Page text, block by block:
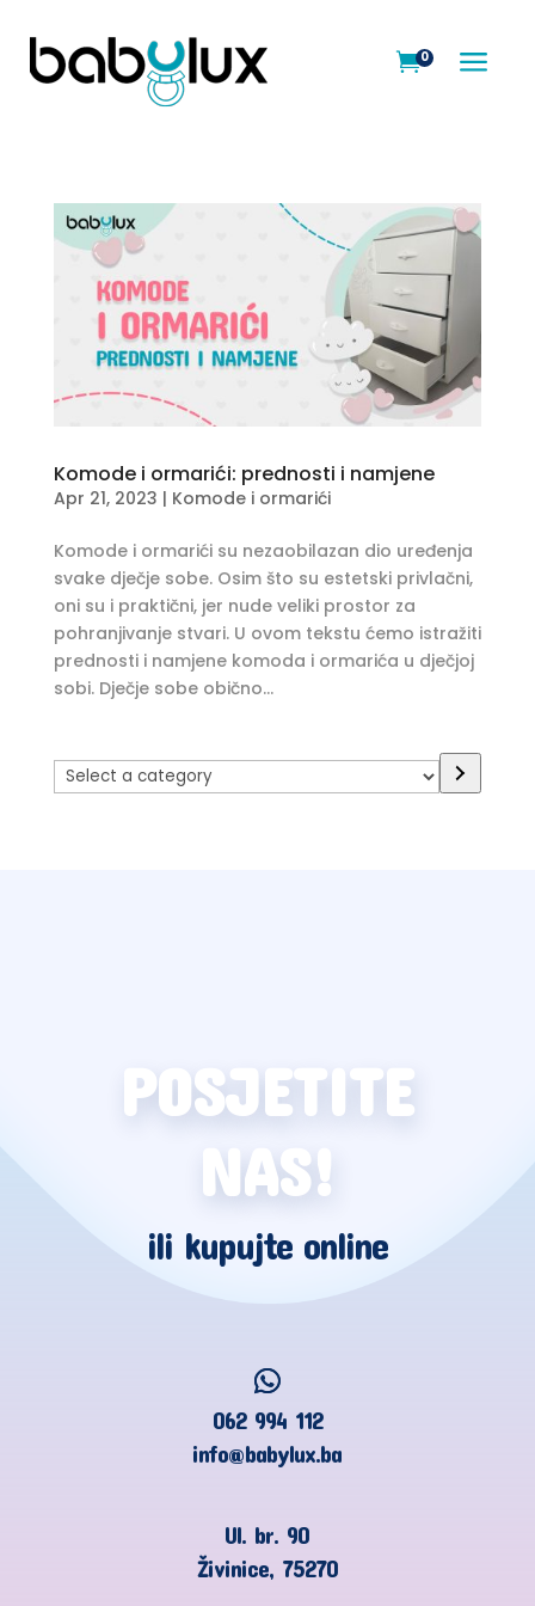
a
0
Komode i ormarići: prednosti i namjene
Apr 21, 2023 | Komode i ormarići
Komode i ormarići su nezaobilazan dio uređenja
svake dječje sobe. Osim što su estetski privlačni,
oni su i praktični, jer nude veliki prostor za
pohranjivanje stvari. U ovom tekstu ćemo istražiti
prednosti i namjene komoda i ormarića u dječjoj
sobi. Dječje sobe obično...
Select
a
POSJETITE
NAS!
ili kupujte online
062 994 112
info@babylux.ba
Ul. br. 90
Živinice, 75270